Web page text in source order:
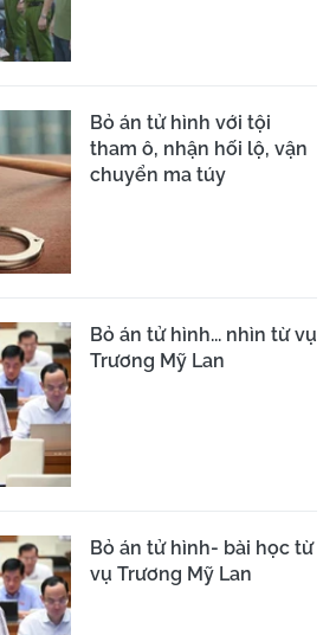
Bỏ án tử hình với tội
tham ô, nhận hối lộ, vận
chuyển ma túy
Bỏ án tử hình... nhìn từ vụ
Trương Mỹ Lan
Bỏ án tử hình- bài học từ
vụ Trương Mỹ Lan